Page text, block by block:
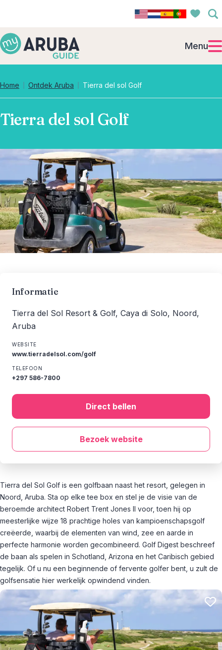
Menu
Home Ontdek Aruba Tierra del sol Golf
Tierra del sol Golf
Tierra del Sol Golf is een golfbaan naast het resort, gelegen in
Noord, Aruba. Sta op elke tee box en stel je de visie van de
beroemde architect Robert Trent Jones II voor, toen hij op
meesterlijke wijze 18 prachtige holes van kampioenschapsgolf
creëerde, waarbij de elementen van wind, zee en aarde in
perfecte harmonie worden gecombineerd. Golf Digest beschreef
de baan als spelen in Schotland, Arizona en het Caribisch gebied
tegelijk. Of u nu een beginnende of fervente golfer bent, u zult de
golfsensatie hier werkelijk opwindend vinden.
Informatie
Tierra del Sol Resort & Golf, Caya di Solo, Noord,
Aruba
WEBSITE
www.tierradelsol.com/golf
TELEFOON
+297 586-7800
Direct bellen
Bezoek website